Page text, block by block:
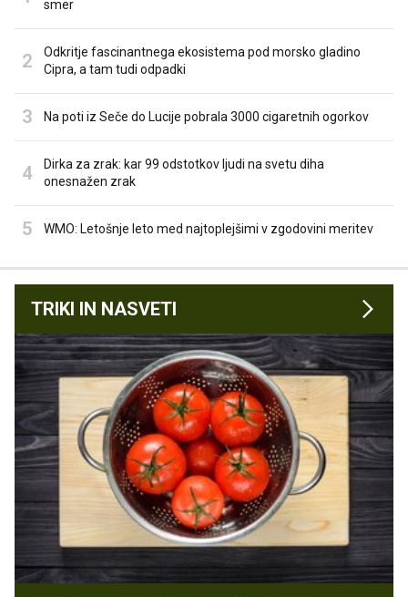
smer
Odkritje fascinantnega ekosistema pod morsko gladino
Cipra, a tam tudi odpadki
Na poti iz Seče do Lucije pobrala 3000 cigaretnih ogorkov
Dirka za zrak: kar 99 odstotkov ljudi na svetu diha
onesnažen zrak
WMO: Letošnje leto med najtoplejšimi v zgodovini meritev
TRIKI IN NASVETI